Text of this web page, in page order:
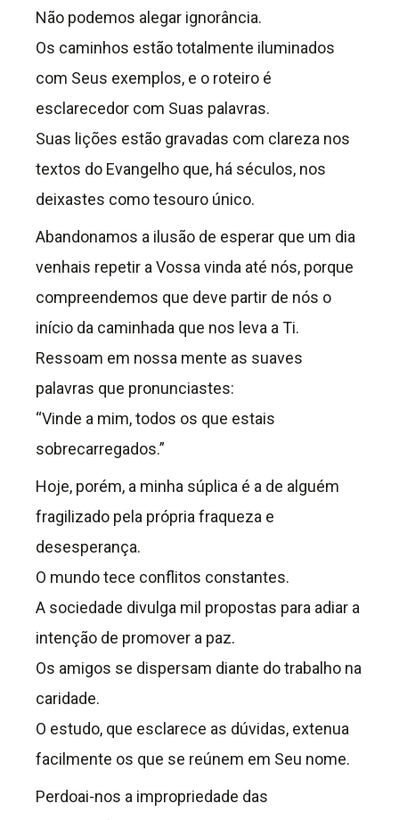
Não podemos alegar ignorância.
Os caminhos estão totalmente iluminados
com Seus exemplos, e o roteiro é
esclarecedor com Suas palavras.
Suas lições estão gravadas com clareza nos
textos do Evangelho que, há séculos, nos
deixastes como tesouro único.
Abandonamos a ilusão de esperar que um dia
venhais repetir a Vossa vinda até nós, porque
compreendemos que deve partir de nós o
início da caminhada que nos leva a Ti.
Ressoam em nossa mente as suaves
palavras que pronunciastes:
“Vinde a mim, todos os que estais
sobrecarregados.”
Hoje, porém, a minha súplica é a de alguém
fragilizado pela própria fraqueza e
desesperança.
O mundo tece conflitos constantes.
A sociedade divulga mil propostas para adiar a
intenção de promover a paz.
Os amigos se dispersam diante do trabalho na
caridade.
O estudo, que esclarece as dúvidas, extenua
facilmente os que se reúnem em Seu nome.
Perdoai-nos a impropriedade das